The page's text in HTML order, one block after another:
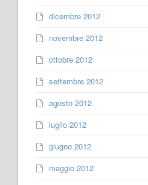
dicembre 2012
novembre 2012
ottobre 2012
settembre 2012
agosto 2012
luglio 2012
giugno 2012
maggio 2012